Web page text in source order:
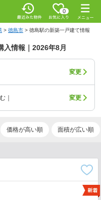
0
> 徳島市 > 徳島駅の新築一戸建て情報
入情報｜2026年8月
変更
｜ 変更
価格が高い順 面積が広い順